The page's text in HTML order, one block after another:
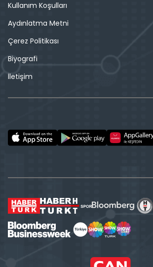
Kullanım Koşulları
Aydınlatma Metni
Çerez Politikası
Biyografi
İletişim